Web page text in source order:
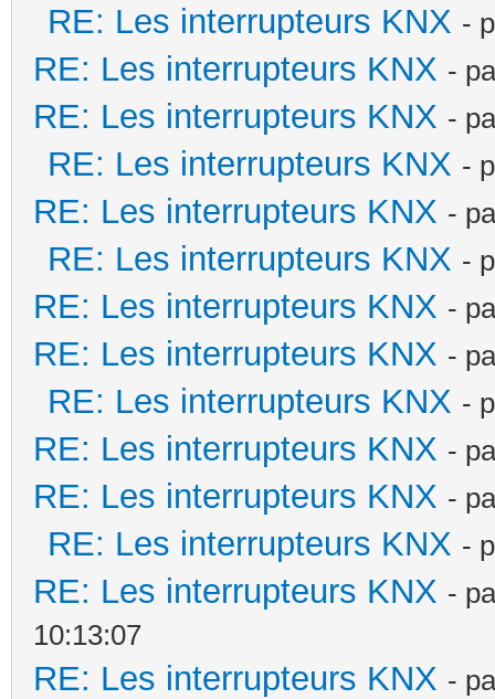
RE: Les interrupteurs KNX -
RE: Les interrupteurs KNX -
RE: Les interrupteurs KNX -
RE: Les interrupteurs KNX -
RE: Les interrupteurs KNX -
RE: Les interrupteurs KNX -
RE: Les interrupteurs KNX -
RE: Les interrupteurs KNX -
RE: Les interrupteurs KNX -
RE: Les interrupteurs KNX -
RE: Les interrupteurs KNX -
RE: Les interrupteurs KNX -
RE: Les interrupteurs KNX -
10:13:07
RE: Les interrupteurs KNX -